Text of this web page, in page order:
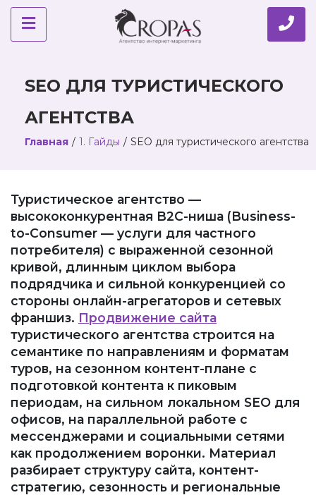
SEO ДЛЯ ТУРИСТИЧЕСКОГО
АГЕНТСТВА
Главная / 1. Гайды / SEO для туристического агентства
Туристическое агентство —
высококонкурентная B2C-ниша (Business-
to-Consumer — услуги для частного
потребителя) с выраженной сезонной
кривой, длинным циклом выбора
подрядчика и сильной конкуренцией со
стороны онлайн-агрегаторов и сетевых
франшиз. Продвижение сайта
туристического агентства строится на
семантике по направлениям и форматам
туров, на сезонном контент-плане с
подготовкой контента к пиковым
периодам, на сильном локальном SEO для
офисов, на параллельной работе с
мессенджерами и социальными сетями
как продолжением воронки. Материал
разбирает структуру сайта, контент-
стратегию, сезонность и региональные